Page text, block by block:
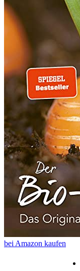
bei Amazon kaufen